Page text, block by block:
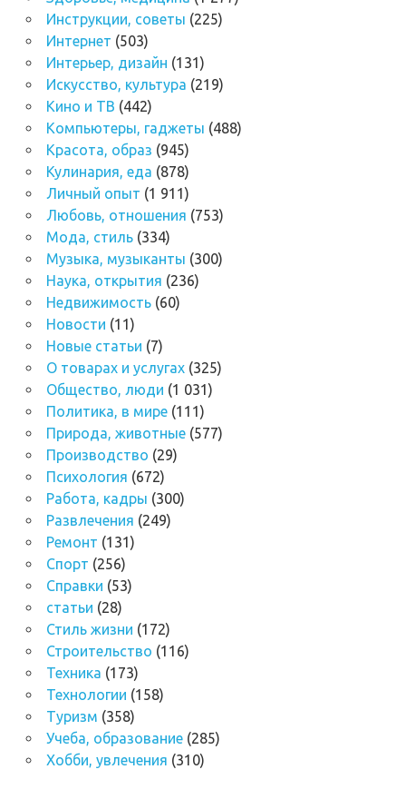
Инструкции, советы (225)
Интернет (503)
Интерьер, дизайн (131)
Искусство, культура (219)
Кино и ТВ (442)
Компьютеры, гаджеты (488)
Красота, образ (945)
Кулинария, еда (878)
Личный опыт (1 911)
Любовь, отношения (753)
Мода, стиль(334)
Музыка, музыканты (300)
Наука, открытия (236)
Недвижимость(60)
Новости (11)
Новые статьи (7)
О товарах и услугах(325)
Общество, люди (1 031)
Политика, в мире(111)
Природа, животные(577)
Производство (29)
Психология (672)
Работа, кадры (300)
Развлечения (249)
Ремонт (131)
Спорт (256)
Справки (53)
статьи (28)
Стиль жизни (172)
Строительство (116)
Техника (173)
Технологии (158)
Туризм (358)
Учеба, образование(285)
Хобби, увлечения (310)